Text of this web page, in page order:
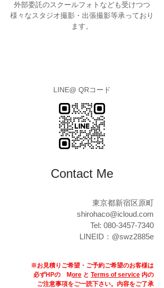
外部委託のスクールフォトなども受けつつ
様々なスタジオ撮影・出張撮影等承っており
ます。
​LINE@ QRコード
Contact Me
​東京都新宿区原町
shirohaco@icloud.com
Tel: 080-3457-7340
LINEID：@swz2885e
※お見積りご希望・ご予約ご希望のお客様は
必ずHPの More と Terms of service 内の
ご注意事項をご一読下さい。 内容をご了承